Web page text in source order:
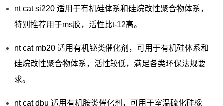
nt cat si220 适用于有机硅体系和硅烷改性聚合物体系，
特别推荐用于ms胶，活性比t-12高。
nt cat mb20 适用有机铋类催化剂，可用于有机硅体系和
硅烷改性聚合物体系，活性较低，满足各类环保法规要
求。
nt cat dbu 适用有机胺类催化剂，可用于室温硫化硅橡